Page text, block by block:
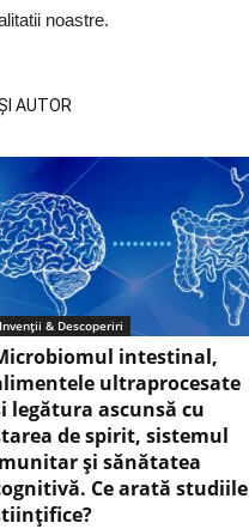
noastre.
AUTOR
Invenții & Descoperiri
intestinal,
ultraprocesate
legătura ascunsă cu
de spirit, sistemul
și sănătatea
Ce arată studiile